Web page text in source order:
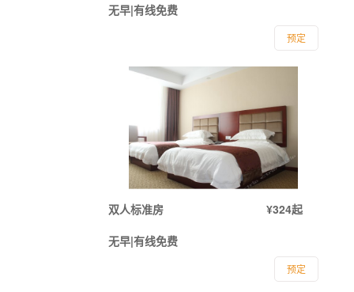
无早|有线免费
预定
双人标准房
¥324起
无早|有线免费
预定